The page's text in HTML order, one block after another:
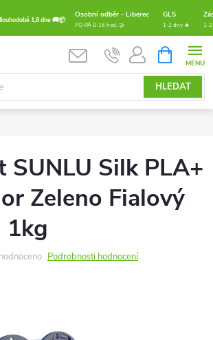
1,8 dne 🚚📦
Osobní odběr - Liberec GLS
PO-PÁ 8-16 hod. 🤝 1-2 dny 🔥 1-
HLEDAT
NÁKUPNÍ
KOŠÍK
SUNLU Silk PLA+
Zeleno Fialový
1kg
Podrobnosti hodnocení